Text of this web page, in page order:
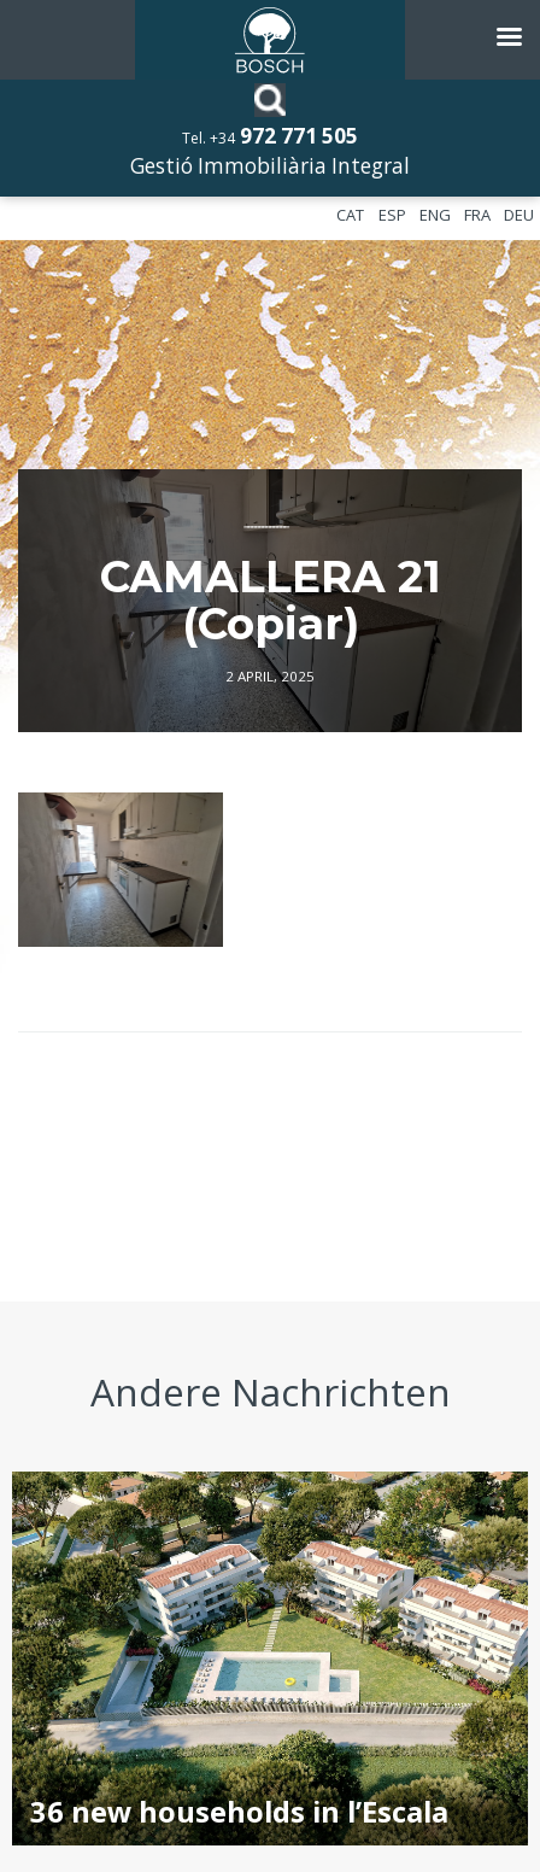
Tel. +34 972 771 505
Gestió Immobiliària Integral
DEU
FRA
ENG
ESP
CAT
––––––––––––
CAMALLERA 21
(Copiar)
2 APRIL, 2025
Andere Nachrichten
36 new households in l’Escala